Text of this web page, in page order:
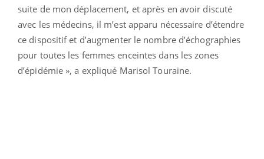
suite de mon déplacement, et après en avoir discuté
avec les médecins, il m’est apparu nécessaire d’étendre
ce dispositif et d’augmenter le nombre d’échographies
pour toutes les femmes enceintes dans les zones
d’épidémie », a expliqué Marisol Touraine.